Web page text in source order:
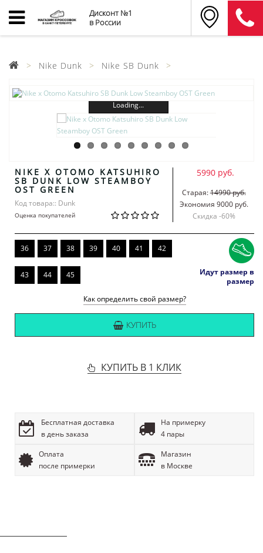
Дисконт №1
в России
Nike Dunk Nike SB Dunk
Loading...
NIKE X OTOMO KATSUHIRO
SB DUNK LOW STEAMBOY
OST GREEN
Код товара:: Dunk
Оценка покупателей
5990 руб.
Старая:14990 руб.
Экономия 9000 руб.
Скидка -60%
36 37 38 39 40 41 42
43 44 45
Идут размер в
размер
Как определить свой размер?
КУПИТЬ
КУПИТЬ В 1 КЛИК
Бесплатная доставка
в день заказа
На примерку
4 пары
Оплата
после примерки
Магазин
в Москве